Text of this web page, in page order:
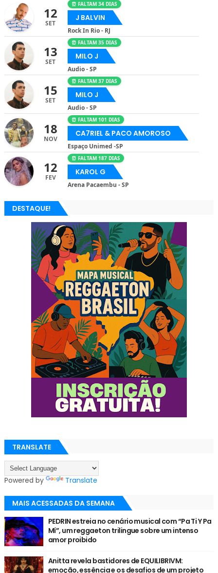
12
SET
⏰ FALTAM 34 DIAS
J BALVIN
Rock In Rio - RJ
13
SET
⏰ FALTAM 35 DIAS
MILO J
Audio - SP
15
SET
⏰ FALTAM 37 DIAS
MILO J
Audio - SP
18
NOV
⏰ FALTAM 101 DIAS
CA7RIEL & PACO AMOROSO
Espaço Unimed -SP
12
FEV
⏰ FALTAM 187 DIAS
KAROL G
Arena Pacaembu - SP
DESTAQUE!
TRANSLATE
Powered by Translate
MAIS ACESSADAS DA SEMANA
PEDRIN estreia no cenário musical com “Pa Ti Y Pa
Mí”, um reggaeton trilingue sobre um intenso
amor proibido
Anitta revela bastidores de EQUILIBRIVM:
emoção, essência e os desafios de um projeto